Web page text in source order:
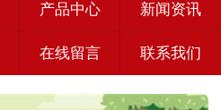
产品中心 新闻资讯
在线留言 联系我们